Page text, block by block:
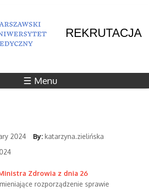
REKRUTACJA
☰ Menu
2024 By: katarzyna.zielińska
Zdrowia z dnia 26
rozporządzenie sprawie